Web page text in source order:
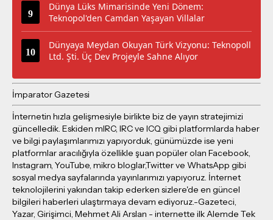
Dünya Lüks Mimarisinde Yeni Dönem:
Teknopol'den Camdan Yaşayan Villalar
Dünyaya Meydan Okuyan Türk Vizyonu: Teknopoll
Ltd. Şti. Üç Dev Projeyle Sahne Alıyor
İmparator Gazetesi
İnternetin hızla gelişmesiyle birlikte biz de yayın stratejimizi
güncelledik. Eskiden mIRC, IRC ve ICQ gibi platformlarda haber
ve bilgi paylaşımlarımızı yapıyorduk, günümüzde ise yeni
platformlar aracılığıyla özellikle şuan popüler olan Facebook,
Instagram, YouTube, mikro bloglar,Twitter ve WhatsApp gibi
sosyal medya sayfalarında yayınlarımızı yapıyoruz. İnternet
teknolojilerini yakından takip ederken sizlere'de en güncel
bilgileri haberleri ulaştırmaya devam ediyoruz.-Gazeteci,
Yazar, Girişimci, Mehmet Ali Arslan - internette ilk Alemde Tek